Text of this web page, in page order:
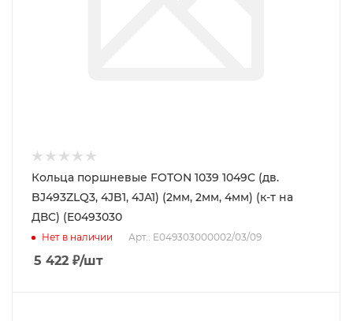
Кольца поршневые FOTON 1039 1049C (дв.
BJ493ZLQ3, 4JB1, 4JA1) (2мм, 2мм, 4мм) (к-т на
ДВС) (E0493030
Нет в наличии Арт.: E049303000002/03/09
5 422 ₽/шт